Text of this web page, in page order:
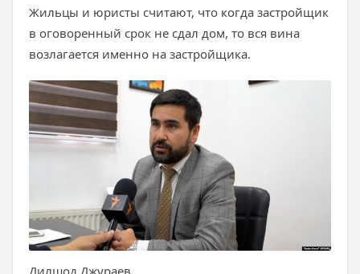
Жильцы и юристы считают, что когда застройщик
в оговоренный срок не сдал дом, то вся вина
возлагается именно на застройщика.
Дилшод Джураев